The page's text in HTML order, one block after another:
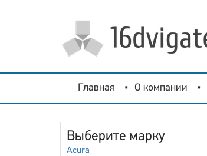
Главная О компании
Выберите марку
Acura